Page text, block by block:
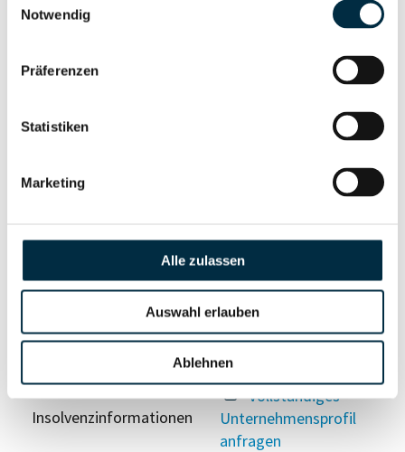
Notwendig
Präferenzen
Statistiken
Marketing
Alle zulassen
Auswahl erlauben
Ablehnen
Unternehmensnetzwerk
Unternehmensprofil
Berechtigten Pfad
Unternehmensprofil
Sanktionslistenstatus
Vollständiges
Unternehmensprofil
anfragen
Insolvenzinformationen
Vollständiges
Unternehmensprofil
anfragen